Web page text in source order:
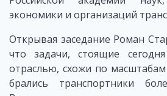
экономики и организаций
Открывая заседание Роман
что задачи, стоящие
отраслью, схожи по
брались транспортники